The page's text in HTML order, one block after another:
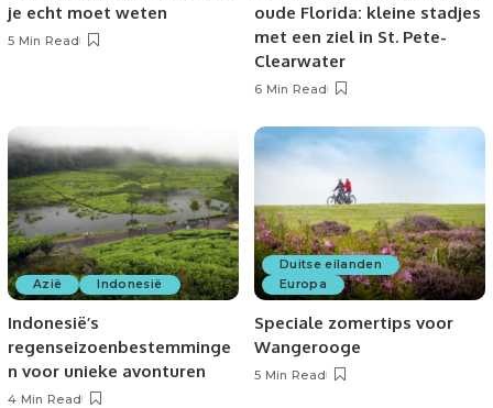
je echt moet weten
5 Min Read
oude Florida: kleine stadjes
met een ziel in St. Pete-
Clearwater
6 Min Read
Azië Indonesië
Indonesië’s
regenseizoenbestemminge
n voor unieke avonturen
4 Min Read
Duitse eilanden
Europa
Speciale zomertips voor
Wangerooge
5 Min Read